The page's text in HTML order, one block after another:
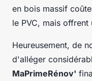
en bois massif
le PVC, mais
Heureusement, de
d'alléger
MaPrimeRénov'